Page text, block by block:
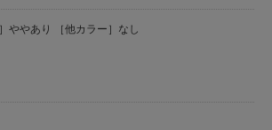
ややあり ［他カラー］なし